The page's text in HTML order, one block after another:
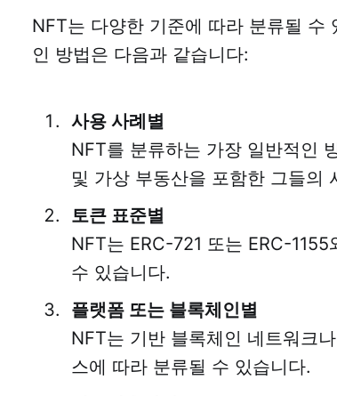
NFT는 다양한 기준에 따라 분류될 수
인 방법은 다음과 같습니다:
사용 사례별
NFT를 분류하는 가장 일반적인
및 가상 부동산을 포함한 그들의
토큰 표준별
NFT는 ERC-721 또는 ERC-
수 있습니다.
플랫폼 또는 블록체인별
NFT는 기반 블록체인 네트워크
스에 따라 분류될 수 있습니다.